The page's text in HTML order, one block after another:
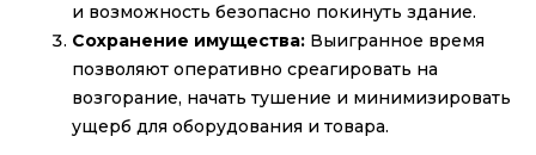
и возможность безопасно покинуть здание.
Сохранение имущества: Выигранное время
позволяют оперативно среагировать на
возгорание, начать тушение и минимизировать
ущерб для оборудования и товара.